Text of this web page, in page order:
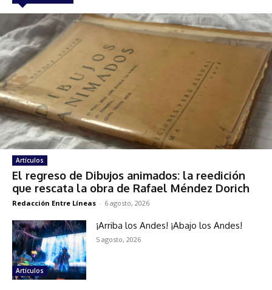
Artículos
El regreso de Dibujos animados: la reedición
que rescata la obra de Rafael Méndez Dorich
Redacción Entre Líneas - 6 agosto, 2026
Artículos
¡Arriba los Andes! ¡Abajo los Andes!
5 agosto, 2026